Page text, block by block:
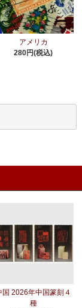
アメリカ
280円(税込)
国 2026年中国篆刻４
種